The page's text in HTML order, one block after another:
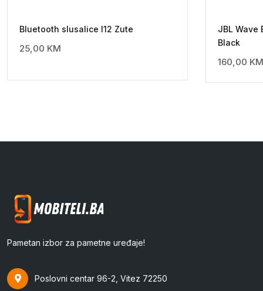
Bluetooth slusalice I12 Zute
25,00 KM
JBL Wave
Black
160,00 KM
Pametan izbor za pametne uređaje!
Poslovni centar 96-2, Vitez 72250